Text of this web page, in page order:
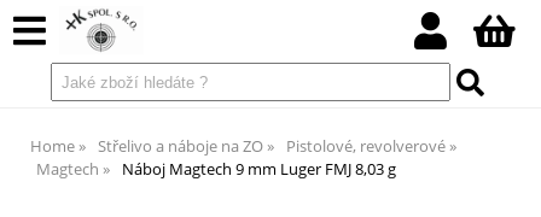
Home Střelivo a náboje na ZO
Pistolové, revolverové
Magtech
Náboj Magtech 9 mm Luger FMJ 8,03 g